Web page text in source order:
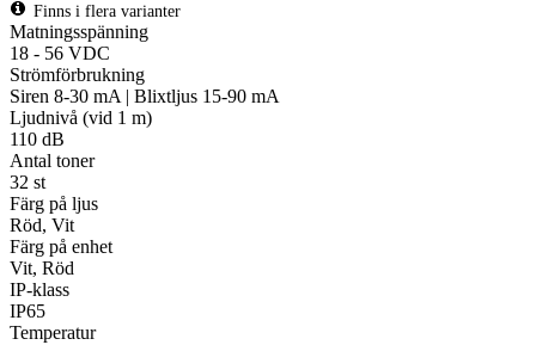
Finns i flera varianter
Matningsspänning
18 - 56 VDC
Strömförbrukning
Siren 8-30 mA | Blixtljus 15-90 mA
Ljudnivå (vid 1 m)
110 dB
Antal toner
32 st
Färg på ljus
Röd, Vit
Färg på enhet
Vit, Röd
IP-klass
IP65
Temperatur